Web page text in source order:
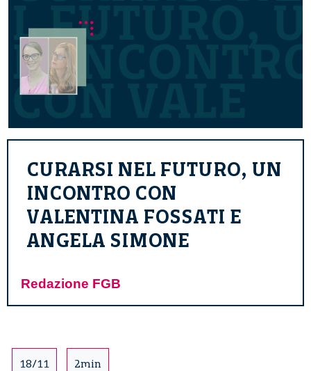
CURARSI NEL FUTURO, UN
INCONTRO CON
VALENTINA FOSSATI E
ANGELA SIMONE
Redazione FGB
18/11
2min